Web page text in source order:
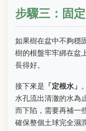
步驟三：固
如果樹在盆中不夠穩
樹的根盤牢牢綁在盆
長得好。
接下來是 「定根水」
水孔流出清澈的水為
而下陷，需要再補一
確保整個土球完全濕潤